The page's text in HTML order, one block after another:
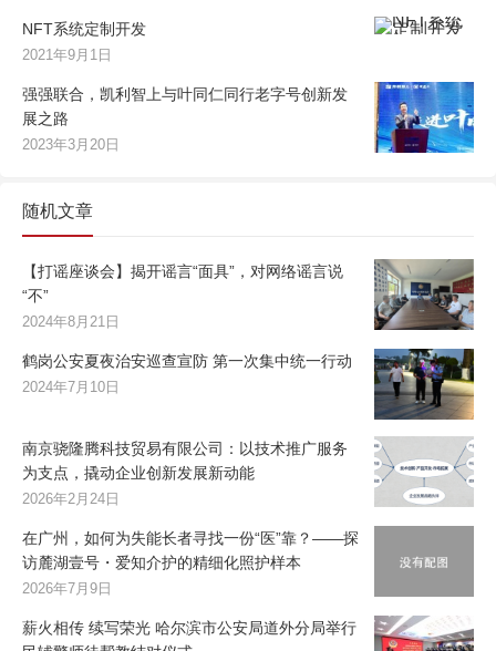
NFT系统定制开发
2021年9月1日
强强联合，凯利智上与叶同仁同行老字号创新发
展之路
2023年3月20日
随机文章
【打谣座谈会】揭开谣言“面具”，对网络谣言说
“不”
2024年8月21日
鹤岗公安夏夜治安巡查宣防 第一次集中统一行动
2024年7月10日
南京骁隆腾科技贸易有限公司：以技术推广服务
为支点，撬动企业创新发展新动能
2026年2月24日
在广州，如何为失能长者寻找一份“医”靠？——探
访麓湖壹号・爱知介护的精细化照护样本
2026年7月9日
薪火相传 续写荣光 哈尔滨市公安局道外分局举行